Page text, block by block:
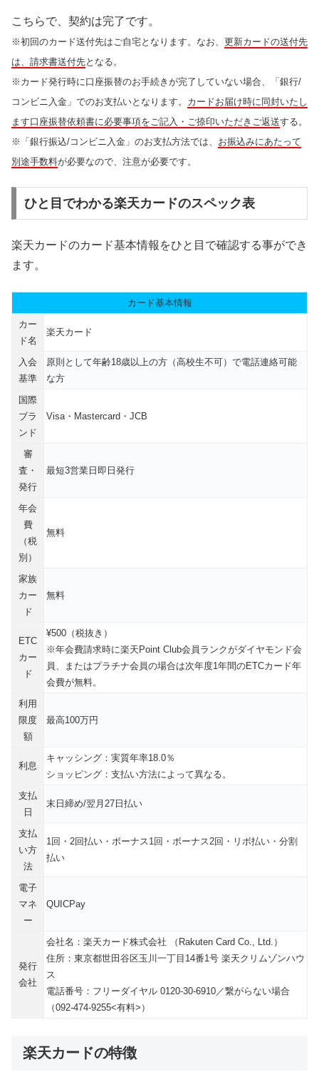
こちらで、契約は完了です。
※初回のカード送付先はご自宅となります。なお、 更新カードの送付先
は、請求書送付先となる。
※カード発行時に口座振替のお手続きが完了していない場合、「銀行/
コンビニ入金」でのお支払いとなります。 カードお届け時に同封いたし
ます口座振替依頼書に必要事項をご記入・ご捺印いただきご返送する。
※「銀行振込/コンビニ入金」のお支払方法では、 お振込みにあたって
別途手数料が必要なので、注意が必要です。
ひと目でわかる楽天カードのスペック表
楽天カードのカード基本情報をひと目で確認する事ができ
ます。
カード基本情報
カー
ド名
楽天カード
入会
基準
原則として年齢18歳以上の方（高校生不可）で電話連絡可能
な方
国際
ブラ
ンド
Visa・Mastercard・JCB
審
査・
発行
最短3営業日即日発行
年会
費
（税
別）
無料
家族
カー
ド
無料
ETC
カー
ド
¥500（税抜き）
※年会費請求時に楽天Point Club会員ランクがダイヤモンド会
員、またはプラチナ会員の場合は次年度1年間のETCカード年
会費が無料。
利用
限度
額
最高100万円
利息
キャッシング：実質年率18.0％
ショッピング：支払い方法によって異なる。
支払
日
末日締め/翌月27日払い
支払
い方
法
1回・2回払い・ボーナス1回・ボーナス2回・リボ払い・分割
払い
電子
マネ
ー
QUICPay
発行
会社
会社名：楽天カード株式会社 （Rakuten Card Co., Ltd.）
住所：東京都世田谷区玉川一丁目14番1号 楽天クリムゾンハウ
ス
電話番号：フリーダイヤル 0120-30-6910／繋がらない場合
（092-474-9255<有料>）
楽天カードの特徴